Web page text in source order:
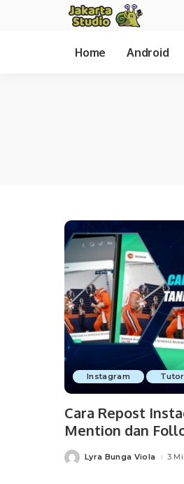
Home Android
Instagram
Cara Repost
Mention dan
PostedLyra Bunga Viola 3